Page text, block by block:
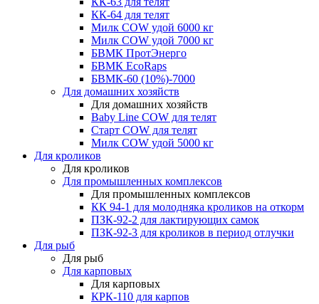
КК-64 для телят
Милк COW удой 6000 кг
Милк COW удой 7000 кг
БВМК ПротЭнерго
БВМК EcoRaps
БВМК-60 (10%)-7000
Для домашних хозяйств
Для домашних хозяйств
Baby Line COW для телят
Старт COW для телят
Милк COW удой 5000 кг
Для кроликов
Для кроликов
Для промышленных комплексов
Для промышленных комплексов
КК 94-1 для молодняка кроликов на откорм
ПЗК-92-2 для лактирующих самок
ПЗК-92-3 для кроликов в период отлучки
Для рыб
Для рыб
Для карповых
Для карповых
КРК-110 для карпов